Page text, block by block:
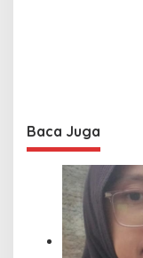
Baca Juga